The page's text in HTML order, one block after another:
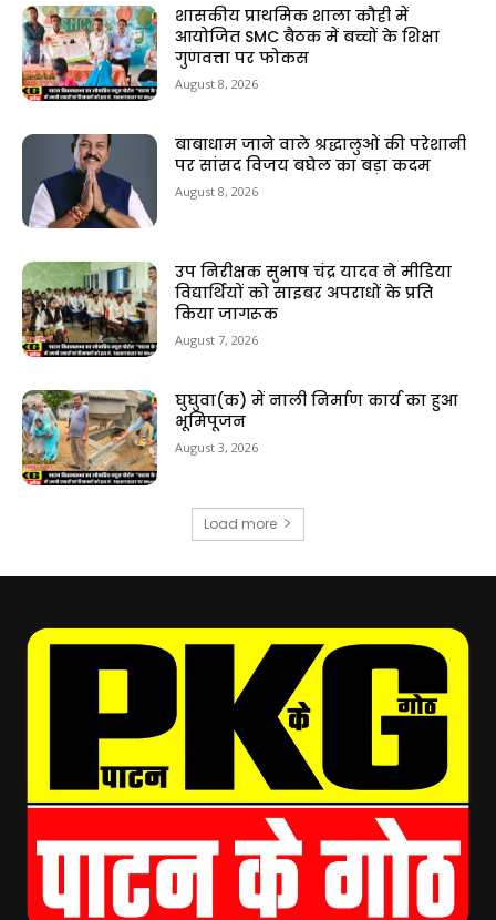
शासकीय प्राथमिक शाला कौही में
आयोजित SMC बैठक में बच्चों के शिक्षा
गुणवत्ता पर फोकस
August 8, 2026
बाबाधाम जाने वाले श्रद्धालुओं की परेशानी
पर सांसद विजय बघेल का बड़ा कदम
August 8, 2026
उप निरीक्षक सुभाष चंद्र यादव ने मीडिया
विद्यार्थियों को साइबर अपराधों के प्रति
किया जागरूक
August 7, 2026
घुघुवा(क) में नाली निर्माण कार्य का हुआ
भूमिपूजन
August 3, 2026
Load more